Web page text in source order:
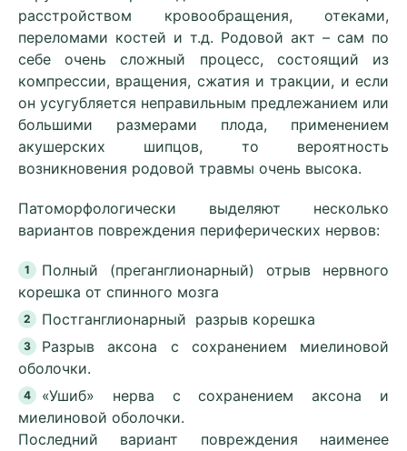
расстройством кровообращения, отеками,
переломами костей и т.д. Родовой акт – сам по
себе очень сложный процесс, состоящий из
компрессии, вращения, сжатия и тракции, и если
он усугубляется неправильным предлежанием или
большими размерами плода, применением
акушерских шипцов, то вероятность
возникновения родовой травмы очень высока.
Патоморфологически выделяют несколько
вариантов повреждения периферических нервов:
Полный (преганглионарный) отрыв нервного
корешка от спинного мозга
Постганглионарный разрыв корешка
Разрыв аксона с сохранением миелиновой
оболочки.
«Ушиб» нерва с сохранением аксона и
миелиновой оболочки.
Последний вариант повреждения наименее